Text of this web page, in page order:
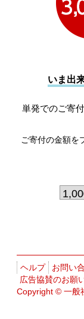
いま出
単発でのご寄
ご寄付の金額を
ヘルプ お問い
広告協賛のお願
Copyright ©一般